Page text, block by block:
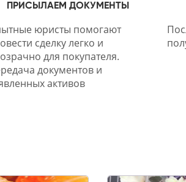
ПРИСЫЛАЕМ ДОКУМЕНТЫ
юристы помогают
сделку легко и
для покупателя.
документов и
активов